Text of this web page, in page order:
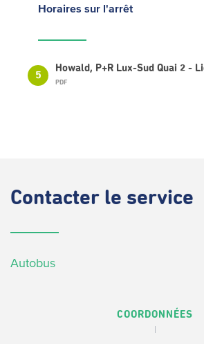
Horaires sur l'arrêt
5
Howald, P+R Lux-Sud Quai 2 -
PDF
Contacter le service
Autobus
COORDONNÉES